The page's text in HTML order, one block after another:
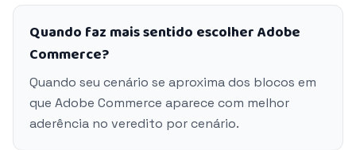
Quando faz mais sentido escolher Adobe
Commerce?
Quando seu cenário se aproxima dos blocos em
que Adobe Commerce aparece com melhor
aderência no veredito por cenário.